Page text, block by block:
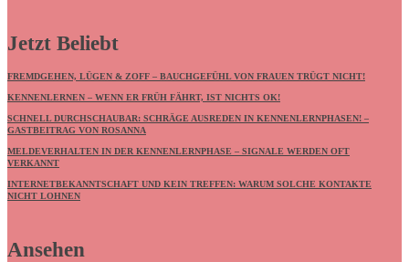
Jetzt Beliebt
FREMDGEHEN, LÜGEN & ZOFF – BAUCHGEFÜHL VON FRAUEN TRÜGT NICHT!
KENNENLERNEN – WENN ER FRÜH FÄHRT, IST NICHTS OK!
SCHNELL DURCHSCHAUBAR: SCHRÄGE AUSREDEN IN KENNENLERNPHASEN! –
GASTBEITRAG VON ROSANNA
MELDEVERHALTEN IN DER KENNENLERNPHASE – SIGNALE WERDEN OFT
VERKANNT
INTERNETBEKANNTSCHAFT UND KEIN TREFFEN: WARUM SOLCHE KONTAKTE
NICHT LOHNEN
Ansehen